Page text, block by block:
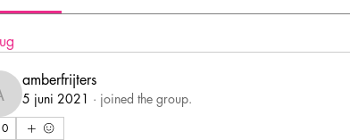
amberfrijters
5 juni 2021 · joined the group.
0